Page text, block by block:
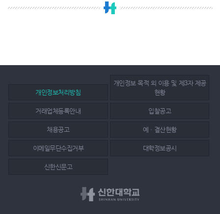
개인정보처리방침
개인정보 목적 외 이용 및 제3자 제공
현황
거래업체등록안내 입찰공고
채용공고 예ㆍ결산현황
이메일무단수집거부 대학정보공시
신한신문고